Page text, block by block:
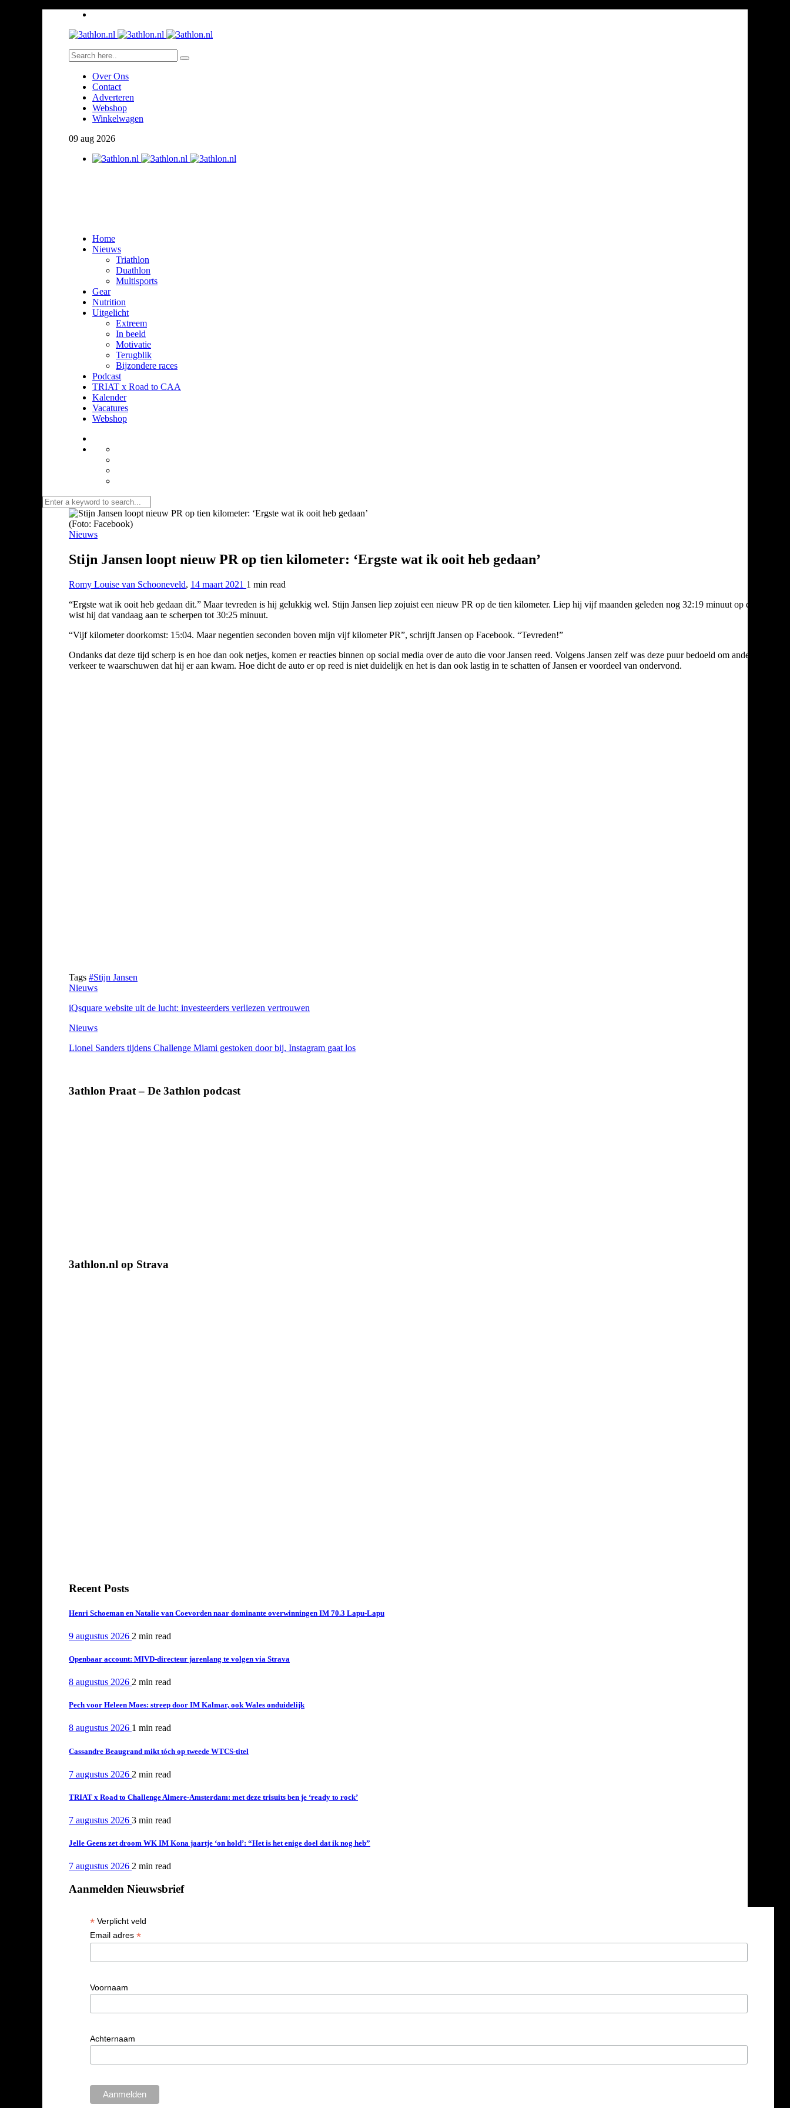
Over Ons
Contact
Adverteren
Webshop
Winkelwagen
09 aug 2026
Home
Nieuws
Triathlon
Duathlon
Multisports
Gear
Nutrition
Uitgelicht
Extreem
In beeld
Motivatie
Terugblik
Bijzondere races
Podcast
TRIAT x Road to CAA
Kalender
Vacatures
Webshop
(Foto: Facebook)
Nieuws
Stijn Jansen loopt nieuw PR op tien kilometer: ‘Ergste wat ik ooit heb gedaan’
Romy Louise van Schooneveld, 14 maart 2021 1 min read
“Ergste wat ik ooit heb gedaan dit.” Maar tevreden is hij gelukkig wel. Stijn Jansen liep zojuist een nieuw PR op de tien kilometer. Liep hij vijf maanden geleden nog 32:19 minuut op de tien,
wist hij dat vandaag aan te scherpen tot 30:25 minuut.
“Vijf kilometer doorkomst: 15:04. Maar negentien seconden boven mijn vijf kilometer PR”, schrijft Jansen op Facebook. “Tevreden!”
Ondanks dat deze tijd scherp is en hoe dan ook netjes, komen er reacties binnen op social media over de auto die voor Jansen reed. Volgens Jansen zelf was deze puur bedoeld om ander
verkeer te waarschuwen dat hij er aan kwam. Hoe dicht de auto er op reed is niet duidelijk en het is dan ook lastig in te schatten of Jansen er voordeel van ondervond.
Tags #Stijn Jansen
Nieuws
iQsquare website uit de lucht: investeerders verliezen vertrouwen
Nieuws
Lionel Sanders tijdens Challenge Miami gestoken door bij, Instagram gaat los
3athlon Praat – De 3athlon podcast
3athlon.nl op Strava
Recent Posts
Henri Schoeman en Natalie van Coevorden naar dominante overwinningen IM 70.3 Lapu-Lapu
9 augustus 2026 2 min read
Openbaar account: MIVD-directeur jarenlang te volgen via Strava
8 augustus 2026 2 min read
Pech voor Heleen Moes: streep door IM Kalmar, ook Wales onduidelijk
8 augustus 2026 1 min read
Cassandre Beaugrand mikt tóch op tweede WTCS-titel
7 augustus 2026 2 min read
TRIAT x Road to Challenge Almere-Amsterdam: met deze trisuits ben je ‘ready to rock’
7 augustus 2026 3 min read
Jelle Geens zet droom WK IM Kona jaartje ‘on hold’: “Het is het enige doel dat ik nog heb”
7 augustus 2026 2 min read
Aanmelden Nieuwsbrief
* Verplicht veld
Email adres *
Voornaam
Achternaam